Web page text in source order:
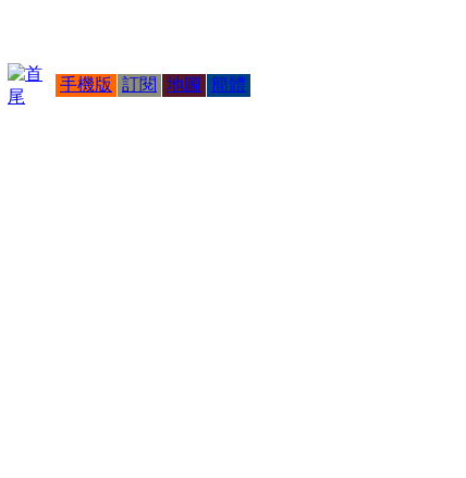
手機版 訂閱 地圖 簡體